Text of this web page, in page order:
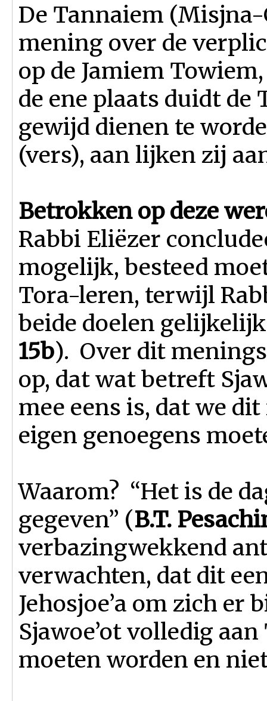
De Tannaiem
mening over de
op de Jamiem
de ene plaats duidt de
gewijd dienen te
(vers), aan lijken zij
Betrokken op deze
Rabbi Eliëzer
mogelijk, besteed
Tora-leren, terwijl
beide doelen
15b). Over dit
op, dat wat betreft
mee eens is, dat we
eigen genoegens
Waarom? “Het is de
gegeven” (B.T.
verbazingwekkend
verwachten, dat dit
Jehosjoe’a om zich er
Sjawoe’ot volledig
moeten worden en